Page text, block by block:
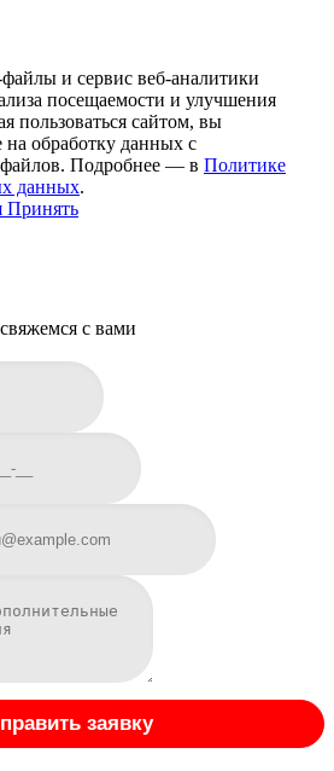
и сервис веб-аналитики
посещаемости и улучшения
пользоваться сайтом, вы
на обработку данных с
Подробнее — в Политике
данных.
Подробная
Принять
с вами
заявку